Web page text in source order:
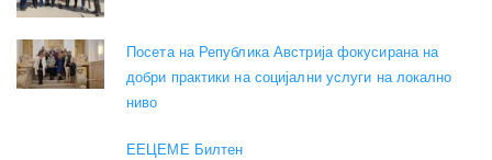
Посета на Република Австрија фокусирана на
добри практики на социјални услуги на локално
ниво
EEЦЕМЕ Билтен